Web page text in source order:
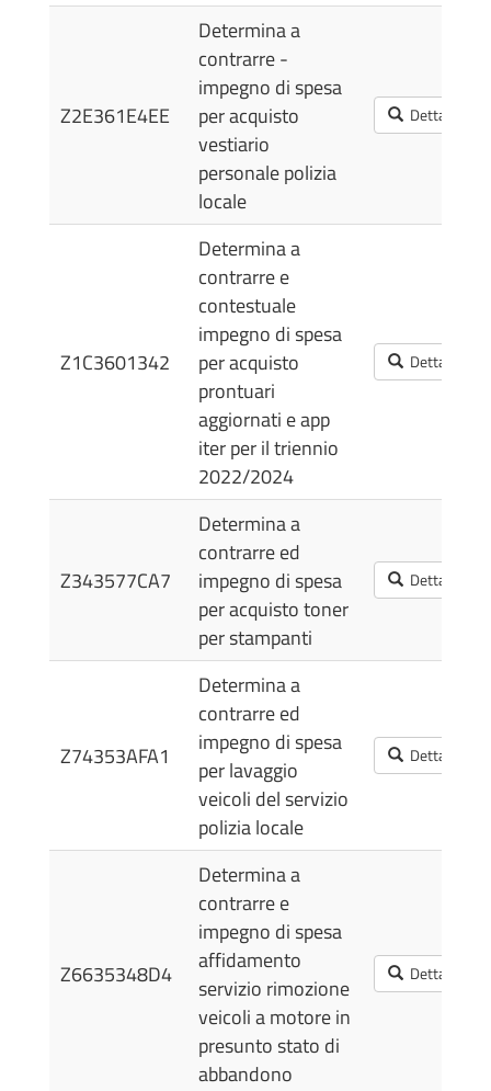
Z2E361E4EE
Determina a
contrarre -
impegno di spesa
per acquisto
vestiario
personale polizia
locale
Dettagli
Z1C3601342
Determina a
contrarre e
contestuale
impegno di spesa
per acquisto
prontuari
aggiornati e app
iter per il triennio
2022/2024
Dettagli
Z343577CA7
Determina a
contrarre ed
impegno di spesa
per acquisto toner
per stampanti
Dettagli
Z74353AFA1
Determina a
contrarre ed
impegno di spesa
per lavaggio
veicoli del servizio
polizia locale
Dettagli
Z6635348D4
Determina a
contrarre e
impegno di spesa
affidamento
servizio rimozione
veicoli a motore in
presunto stato di
abbandono
Dettagli